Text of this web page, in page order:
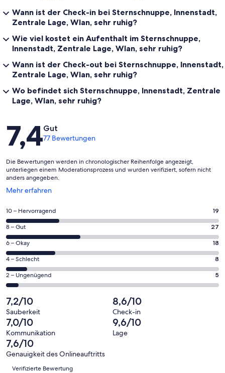
Wann ist der Check-in bei Sternschnuppe, Innenstadt,
Zentrale Lage, Wlan, sehr ruhig?
Wie viel kostet ein Aufenthalt im Sternschnuppe,
Innenstadt, Zentrale Lage, Wlan, sehr ruhig?
Wann ist der Check-out bei Sternschnuppe, Innenstadt,
Zentrale Lage, Wlan, sehr ruhig?
Wo befindet sich Sternschnuppe, Innenstadt, Zentrale
Lage, Wlan, sehr ruhig?
Bewertungen
7,4Gut
77 Bewertungen
Die Bewertungen werden in chronologischer Reihenfolge angezeigt,
unterliegen einem Moderationsprozess und wurden verifiziert, sofern nicht
anders angegeben.
Mehr erfahren
Wird
einem
neuen
Fenster
geöffnet
19
von
insgesamt
77
Gästebewertungen
haben
eine
Bewertung
von
10
-
Hervorragend
10 – Hervorragend 19
27
von
insgesamt
77
Gästebewertungen
haben
Bewertung
von
8
-
Gut
8 – Gut 27
18
von
insgesamt
77
Gästebewertungen
haben
eine
Bewertung
von
6
-
Okay
6 – Okay 18
8
von
insgesamt
Gästebewertungen
haben
eine
Bewertung
von
4
4 – Schlecht 8
5
von
insgesamt
77
Gästebewertungen
haben
eine
Bewertung
2 – Ungenügend 5
7,2/10
Sauberkeit
8,6/10
Check-in
7,0/10
Kommunikation
9,6/10
Lage
7,6/10
Genauigkeit des Onlineauftritts
Bewertungen
Verifizierte Bewertung